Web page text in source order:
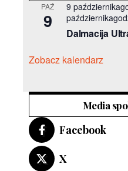
PAŹ
9
9
Dalmacija
Zobacz kalendarz
Media
Facebook
X